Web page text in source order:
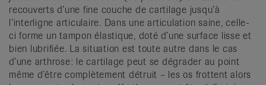
recouverts d’une fine couche de cartilage jusqu’à
l’interligne articulaire. Dans une articulation saine, celle-
ci forme un tampon élastique, doté d’une surface lisse et
bien lubrifiée. La situation est toute autre dans le cas
d’une arthrose: le cartilage peut se dégrader au point
même d’être complètement détruit – les os frottent alors